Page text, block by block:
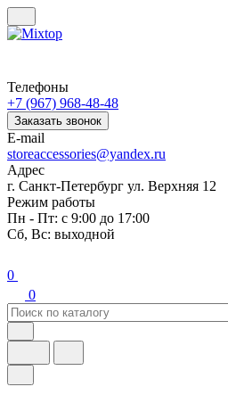
Телефоны
+7 (967) 968-48-48
Заказать звонок
E-mail
storeaccessories@yandex.ru
Адрес
г. Санкт-Петербург ул. Верхняя 12
Режим работы
Пн - Пт: с 9:00 до 17:00
Сб, Вс: выходной
0
0